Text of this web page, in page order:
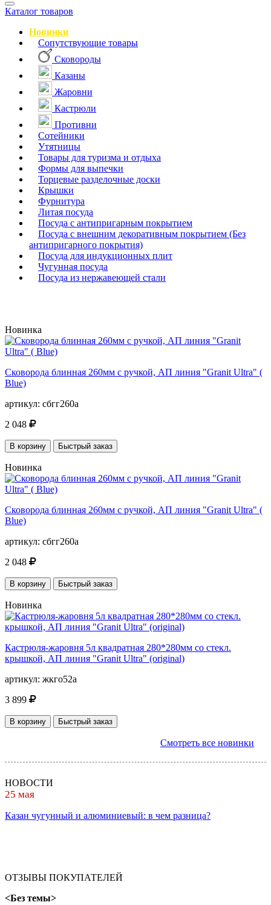
Навигация
Каталог товаров
Новинки
Сопутствующие товары
Сковороды
Казаны
Жаровни
Кастрюли
Противни
Сотейники
Утятницы
Товары для туризма и отдыха
Формы для выпечки
Торцевые разделочные доски
Крышки
Фурнитура
Литая посуда
Посуда с антипригарным покрытием
Посуда с внешним декоративным покрытием (Без
антипригарного покрытия)
Посуда для индукционных плит
Чугунная посуда
Посуда из нержавеющей стали
Новинка
Сковорода блинная 260мм с ручкой, АП линия "Granit Ultra" (
Blue)
артикул: сбгг260а
2 048
В корзину Быстрый заказ
Новинка
Сковорода блинная 260мм с ручкой, АП линия "Granit Ultra" (
Blue)
артикул: сбгг260а
2 048
В корзину Быстрый заказ
Новинка
Кастрюля-жаровня 5л квадратная 280*280мм со стекл.
крышкой, АП линия "Granit Ultra" (original)
артикул: жкго52а
3 899
В корзину Быстрый заказ
Смотреть все новинки
НОВОСТИ
25 мая
Казан чугунный и алюминиевый: в чем разница?
ОТЗЫВЫ ПОКУПАТЕЛЕЙ
<Без темы>